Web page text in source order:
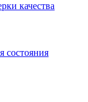
качества